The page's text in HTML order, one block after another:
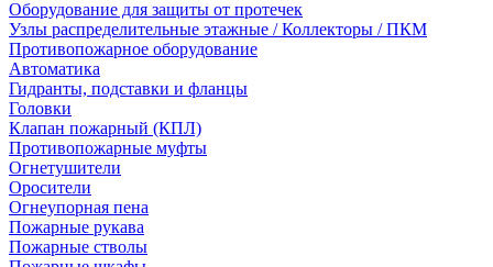
Оборудование для защиты от протечек
Узлы распределительные этажные / Коллекторы / ПКМ
Противопожарное оборудование
Автоматика
Гидранты, подставки и фланцы
Головки
Клапан пожарный (КПЛ)
Противопожарные муфты
Огнетушители
Оросители
Огнеупорная пена
Пожарные рукава
Пожарные стволы